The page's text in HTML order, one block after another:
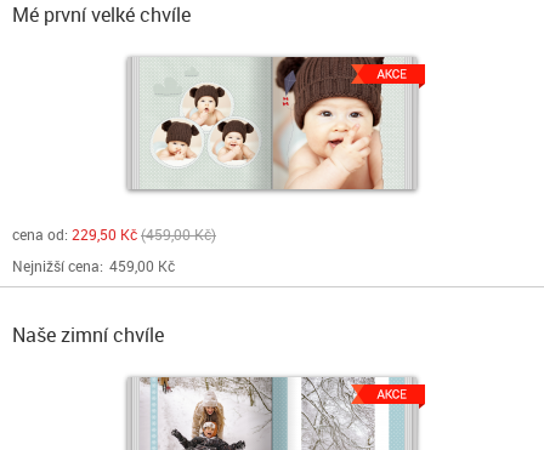
Mé první velké chvíle
cena od: 229,50 Kč 459,00 Kč
Nejnižší cena: 459,00 Kč
Naše zimní chvíle